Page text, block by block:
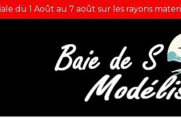
du 1 Août au 7 août sur les rayons